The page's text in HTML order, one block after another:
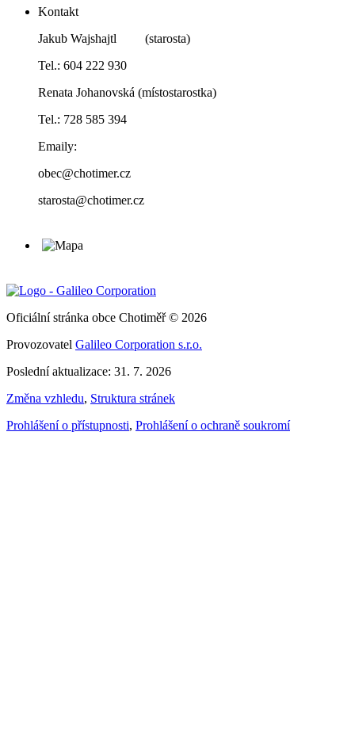
Kontakt
Jakub Wajshajtl (starosta)
Tel.: 604 222 930
Renata Johanovská (místostarostka)
Tel.: 728 585 394
Emaily:
obec@chotimer.cz
starosta@chotimer.cz
Oficiální stránka obce Chotiměř © 2026
Provozovatel Galileo Corporation s.r.o.
Poslední aktualizace: 31. 7. 2026
Změna vzhledu, Struktura stránek
Prohlášení o přístupnosti, Prohlášení o ochraně soukromí